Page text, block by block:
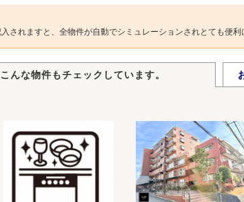
されますと、全物件が自動でシミュレーションされとても便利
んな物件もチェックしています。